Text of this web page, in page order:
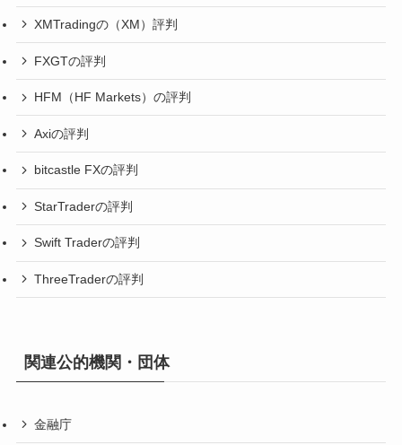
XMTradingの（XM）評判
FXGTの評判
HFM（HF Markets）の評判
Axiの評判
bitcastle FXの評判
StarTraderの評判
Swift Traderの評判
ThreeTraderの評判
関連公的機関・団体
金融庁